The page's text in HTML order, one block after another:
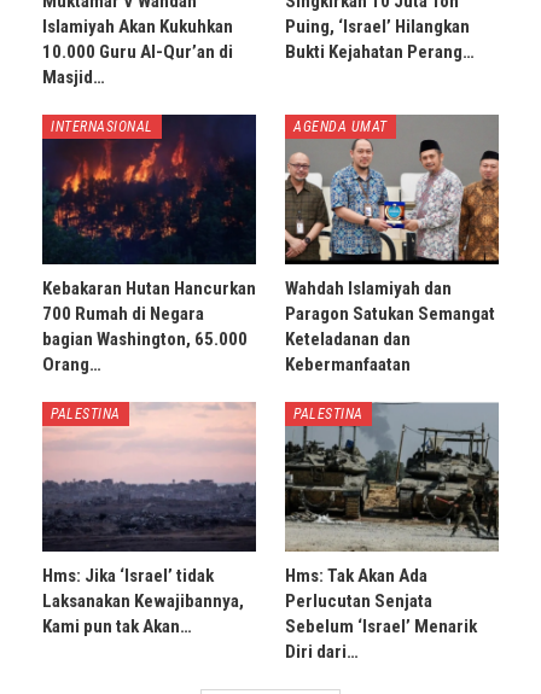
Islamiyah Akan Kukuhkan
10.000 Guru Al-Qur’an di
Masjid…
Puing, ‘Israel’ Hilangkan
Bukti Kejahatan Perang…
INTERNASIONAL
Kebakaran Hutan Hancurkan
700 Rumah di Negara
bagian Washington, 65.000
Orang…
AGENDA UMAT
Wahdah Islamiyah dan
Paragon Satukan Semangat
Keteladanan dan
Kebermanfaatan
PALESTINA
Hms: Jika ‘Israel’ tidak
Laksanakan Kewajibannya,
Kami pun tak Akan…
PALESTINA
Hms: Tak Akan Ada
Perlucutan Senjata
Sebelum ‘Israel’ Menarik
Diri dari…